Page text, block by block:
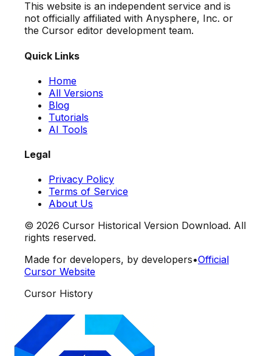
This website is an independent service and is
not officially affiliated with Anysphere, Inc. or
the Cursor editor development team.
Quick Links
Home
All Versions
Blog
Tutorials
AI Tools
Legal
Privacy Policy
Terms of Service
About Us
© 2026 Cursor Historical Version Download. All
rights reserved.
Made for developers, by developers•Official
Cursor Website
Cursor History